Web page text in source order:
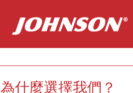
什麼選擇我們？